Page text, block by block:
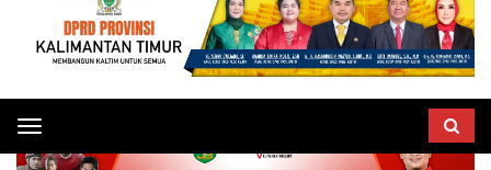
Toggle
navigation